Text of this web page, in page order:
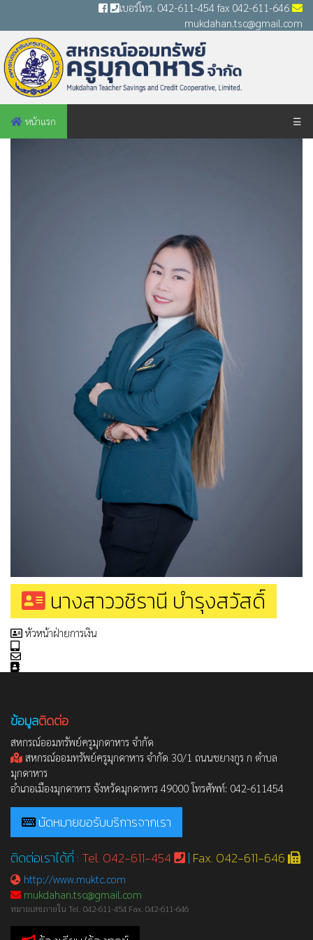
เบอร์โทร. 042-611-454 fax 042-611-646
mukdahan.tsc@gmail.com
หน้าแรก ☰
นางสาววชิรานี บำรุงสวัสดิ์
หัวหน้าฝ่ายการเงิน
ข้อมูลติดต่อ
สหกรณ์ออมทรัพย์ครูมุกดาหาร จำกัด
สหกรณ์ออมทรัพย์ครูมุกดาหาร จำกัด 30/1 ถนนชยางกูร ก ตำบล
มุกดาหาร
อำเภอเมืองมุกดาหาร จังหวัดมุกดาหาร 49000 โทรศัพท์: 042-611454
นัดหมายขอรับบริการจากเรา
ติดต่อเราได้ที่ : Tel. 042-611-454 | Fax. 042-611-646
http://www.muktc.com
mukdahan.tsc@gmail.com
หมายเลขภายใน Tel. 042-611-454 Fax. 042-611-646